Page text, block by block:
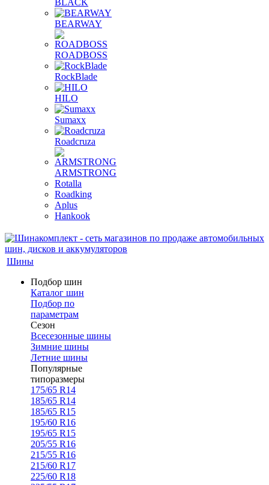
BLACK
BEARWAY
ROADBOSS
RockBlade
HILO
Sumaxx
Roadcruza
ARMSTRONG
Rotalla
Roadking
Aplus
Hankook
Шины
Подбор шин
Каталог шин
Подбор по
параметрам
Сезон
Всесезонные шины
Зимние шины
Летние шины
Популярные
типоразмеры
175/65 R14
185/65 R14
185/65 R15
195/60 R16
195/65 R15
205/55 R16
215/55 R16
215/60 R17
225/60 R18